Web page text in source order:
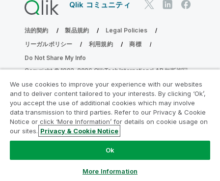
Qlik コミュニティ
法的契約 製品規約
Legal Policies
リーガルポリシー
利用規約
商標
Do Not Share My Info
Copyright © 1993-2026 QlikTech International AB.無断複写・
分析の近代化プログラムに参加する
分析最新化プログラムにより、重要な QlikView app を危険
にさらすことなく最新化しましょう。
細を表示するか、次にお問い合わせください。
ampquestions@qlik.com
We use cookies to improve your experience with our websites
and to deliver content tailored to your interests. By clicking ‘Ok’,
you accept the use of additional cookies which may involve
data transmission to third parties. Refer to our Privacy & Cookie
Notice or click ‘More Information’ for details on cookie usage on
our sites. Privacy & Cookie Notice
Ok
More Information